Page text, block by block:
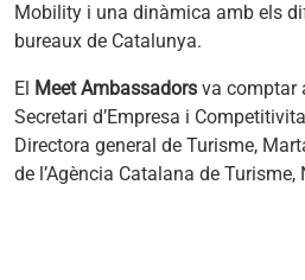
Mobility i una dinàmica amb els
bureaux de Catalunya.
El Meet Ambassadors va comptar
Secretari d’Empresa i
Directora general de Turisme,
de l’Agència Catalana de Turisme,